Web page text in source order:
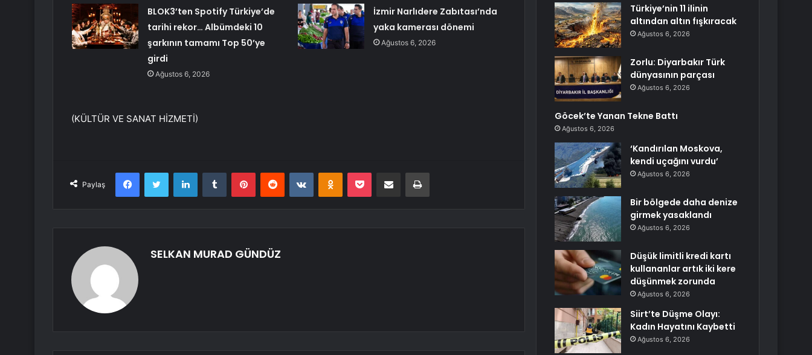
BLOK3’ten Spotify Türkiye’de
tarihi rekor… Albümdeki 10
şarkının tamamı Top 50’ye
girdi
Ağustos 6, 2026
İzmir Narlıdere Zabıtası’nda
yaka kamerası dönemi
Ağustos 6, 2026
(KÜLTÜR VE SANAT HİZMETİ)
Paylaş
FacebookTwitter LinkedInTumblr PinterestReddit VKontakteOdnoklassniki
Pocket E-Posta ile paylaş Yazdır
SELKAN MURAD GÜNDÜZ
Türkiye’nin 11 ilinin
altından altın fışkıracak
Ağustos 6, 2026
Zorlu: Diyarbakır Türk
dünyasının parçası
Ağustos 6, 2026
Göcek’te Yanan Tekne Battı
Ağustos 6, 2026
‘Kandırılan Moskova,
kendi uçağını vurdu’
Ağustos 6, 2026
Bir bölgede daha denize
girmek yasaklandı
Ağustos 6, 2026
Düşük limitli kredi kartı
kullananlar artık iki kere
düşünmek zorunda
Ağustos 6, 2026
Siirt’te Düşme Olayı:
Kadın Hayatını Kaybetti
Ağustos 6, 2026